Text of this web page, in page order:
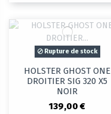
Rupture de stock
HOLSTER GHOST ONE
DROITIER SIG 320 X5
NOIR
139,00 €